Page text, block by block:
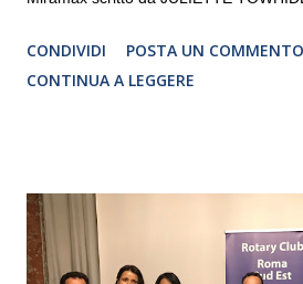
CRISTINA PEZZOLI
CONDIVIDI
POSTA UN COMMENTO
CONTINUA A LEGGERE